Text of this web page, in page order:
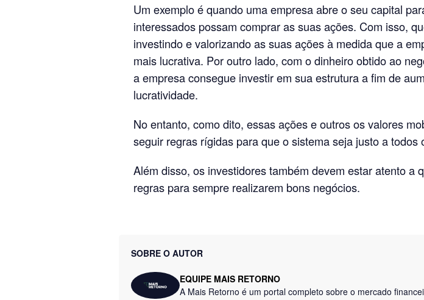
Um exemplo é quando uma empresa abre o seu capital
interessados possam comprar as suas ações. Com isso,
investindo e valorizando as suas ações à medida que a
mais lucrativa. Por outro lado, com o dinheiro obtido ao
a empresa consegue investir em sua estrutura a fim de
lucratividade.
No entanto, como dito, essas ações e outros os valores
seguir regras rígidas para que o sistema seja justo a todos
Além disso, os investidores também devem estar atento a
regras para sempre realizarem bons negócios.
SOBRE O AUTOR
EQUIPE MAIS RETORNO
A Mais Retorno é um portal completo sobre o mercado